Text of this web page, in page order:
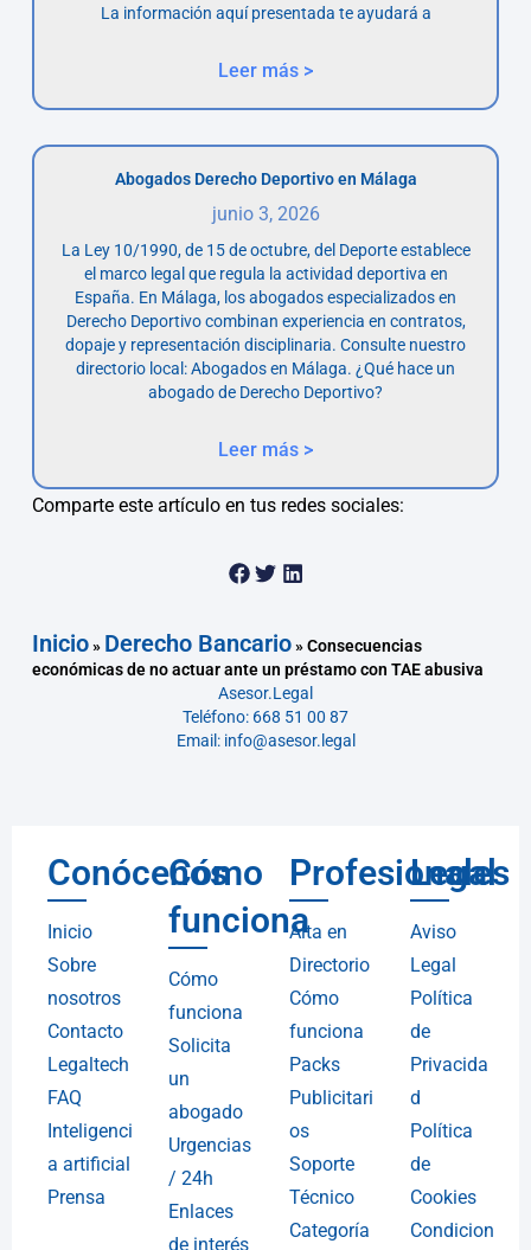
La información aquí presentada te ayudará a
Leer más >
Abogados Derecho Deportivo en Málaga
junio 3, 2026
La Ley 10/1990, de 15 de octubre, del Deporte establece
el marco legal que regula la actividad deportiva en
España. En Málaga, los abogados especializados en
Derecho Deportivo combinan experiencia en contratos,
dopaje y representación disciplinaria. Consulte nuestro
directorio local: Abogados en Málaga. ¿Qué hace un
abogado de Derecho Deportivo?
Leer más >
Comparte este artículo en tus redes sociales:
Inicio» Derecho Bancario»Consecuencias
económicas de no actuar ante un préstamo con TAE abusiva
Asesor.Legal
Teléfono: 668 51 00 87
Email: info@asesor.legal
Conócenos
Inicio
Sobre
nosotros
Contacto
Legaltech
FAQ
Inteligenci
a artificial
Prensa
Cómo
funciona
Cómo
funciona
Solicita
un
abogado
Urgencias
/ 24h
Enlaces
de interés
Profesionales
Alta en
Directorio
Cómo
funciona
Packs
Publicitari
os
Soporte
Técnico
Categoría
Legal
Aviso
Legal
Política
de
Privacida
d
Política
de
Cookies
Condicion